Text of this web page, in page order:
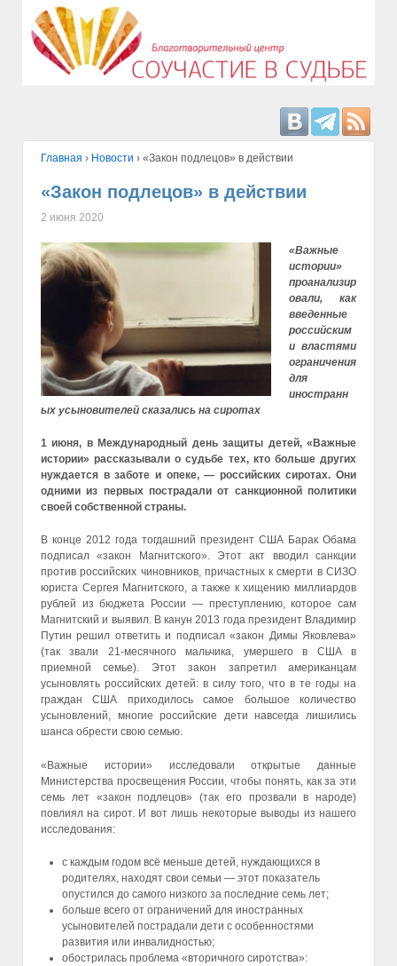
Главная › Hовости › «Закон подлецов» в действии
«Закон подлецов» в действии
2 июня 2020
«Важные
истории»
проанализир
овали, как
введенные
российским
и властями
ограничения
для
иностранн
ых усыновителей сказались на сиротах
1 июня, в Международный день защиты детей, «Важные
истории» рассказывали о судьбе тех, кто больше других
нуждается в заботе и опеке, — российских сиротах. Они
одними из первых пострадали от санкционной политики
своей собственной страны.
В конце 2012 года тогдашний президент США Барак Обама
подписал «закон Магнитского». Этот акт вводил санкции
против российских чиновников, причастных к смерти в СИЗО
юриста Сергея Магнитского, а также к хищению миллиардов
рублей из бюджета России — преступлению, которое сам
Магнитский и выявил. В канун 2013 года президент Владимир
Путин решил ответить и подписал «закон Димы Яковлева»
(так звали 21-месячного мальчика, умершего в США в
приемной семье). Этот закон запретил американцам
усыновлять российских детей: в силу того, что в те годы на
граждан США приходилось самое большое количество
усыновлений, многие российские дети навсегда лишились
шанса обрести свою семью.
«Важные истории» исследовали открытые данные
Министерства просвещения России, чтобы понять, как за эти
семь лет «закон подлецов» (так его прозвали в народе)
повлиял на сирот. И вот лишь некоторые выводы из нашего
исследования:
с каждым годом всё меньше детей, нуждающихся в
родителях, находят свои семьи — этот показатель
опустился до самого низкого за последние семь лет;
больше всего от ограничений для иностранных
усыновителей пострадали дети с особенностями
развития или инвалидностью;
обострилась проблема «вторичного сиротства»: